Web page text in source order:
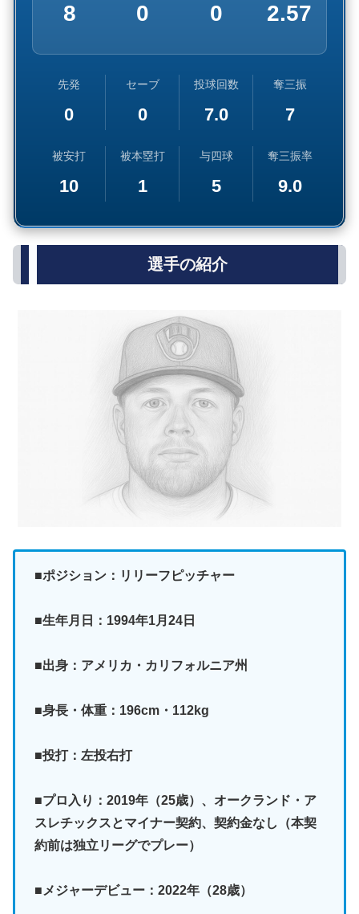
8 0 0 2.57
先発
0
セーブ
0
投球回数
7.0
奪三振
7
被安打
10
被本塁打
1
与四球
5
奪三振率
9.0
選手の紹介
■ポジション：リリーフピッチャー
■生年月日：1994年1月24日
■出身：アメリカ・カリフォルニア州
■身長・体重：196cm・112kg
■投打：左投右打
■プロ入り：2019年（25歳）、オークランド・ア
スレチックスとマイナー契約、契約金なし（本契
約前は独立リーグでプレー）
■メジャーデビュー：2022年（28歳）